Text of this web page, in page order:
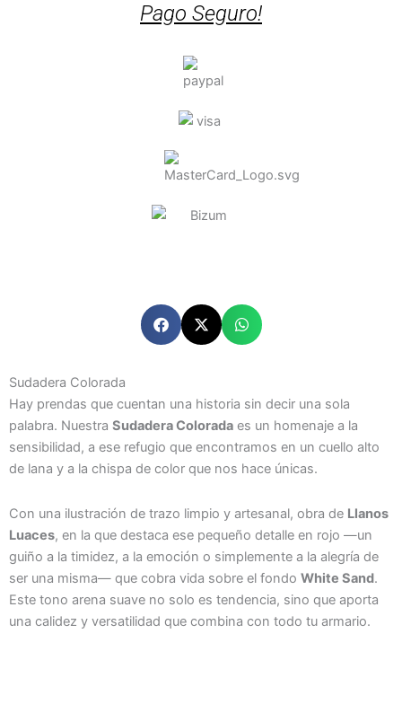
Pago Seguro!
Sudadera Colorada
Hay prendas que cuentan una historia sin decir una sola
palabra. Nuestra Sudadera Colorada es un homenaje a la
sensibilidad, a ese refugio que encontramos en un cuello alto
de lana y a la chispa de color que nos hace únicas.
Con una ilustración de trazo limpio y artesanal, obra de Llanos
Luaces, en la que destaca ese pequeño detalle en rojo —un
guiño a la timidez, a la emoción o simplemente a la alegría de
ser una misma— que cobra vida sobre el fondo White Sand.
Este tono arena suave no solo es tendencia, sino que aporta
una calidez y versatilidad que combina con todo tu armario.